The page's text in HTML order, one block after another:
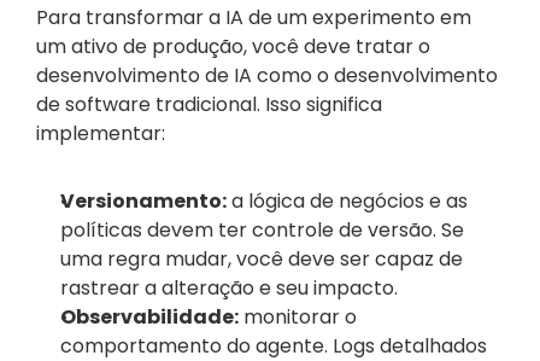
Para transformar a IA de um experimento em
um ativo de produção, você deve tratar o
desenvolvimento de IA como o desenvolvimento
de software tradicional. Isso significa
implementar:
Versionamento: a lógica de negócios e as
políticas devem ter controle de versão. Se
uma regra mudar, você deve ser capaz de
rastrear a alteração e seu impacto.
Observabilidade: monitorar o
comportamento do agente. Logs detalhados